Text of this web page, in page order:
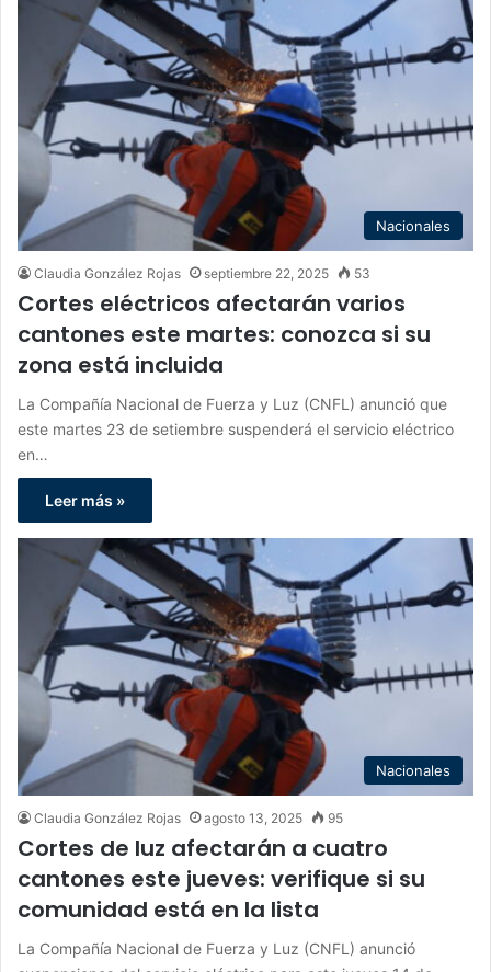
Nacionales
Claudia González Rojas septiembre 22, 2025 53
Cortes eléctricos afectarán varios
cantones este martes: conozca si su
zona está incluida
La Compañía Nacional de Fuerza y Luz (CNFL) anunció que
este martes 23 de setiembre suspenderá el servicio eléctrico
en…
Leer más »
Nacionales
Claudia González Rojas agosto 13, 2025 95
Cortes de luz afectarán a cuatro
cantones este jueves: verifique si su
comunidad está en la lista
La Compañía Nacional de Fuerza y Luz (CNFL) anunció